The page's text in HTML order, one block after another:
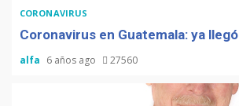
CORONAVIRUS
Coronavirus en Guatemala: ya llegó
alfa 6 años ago 27560